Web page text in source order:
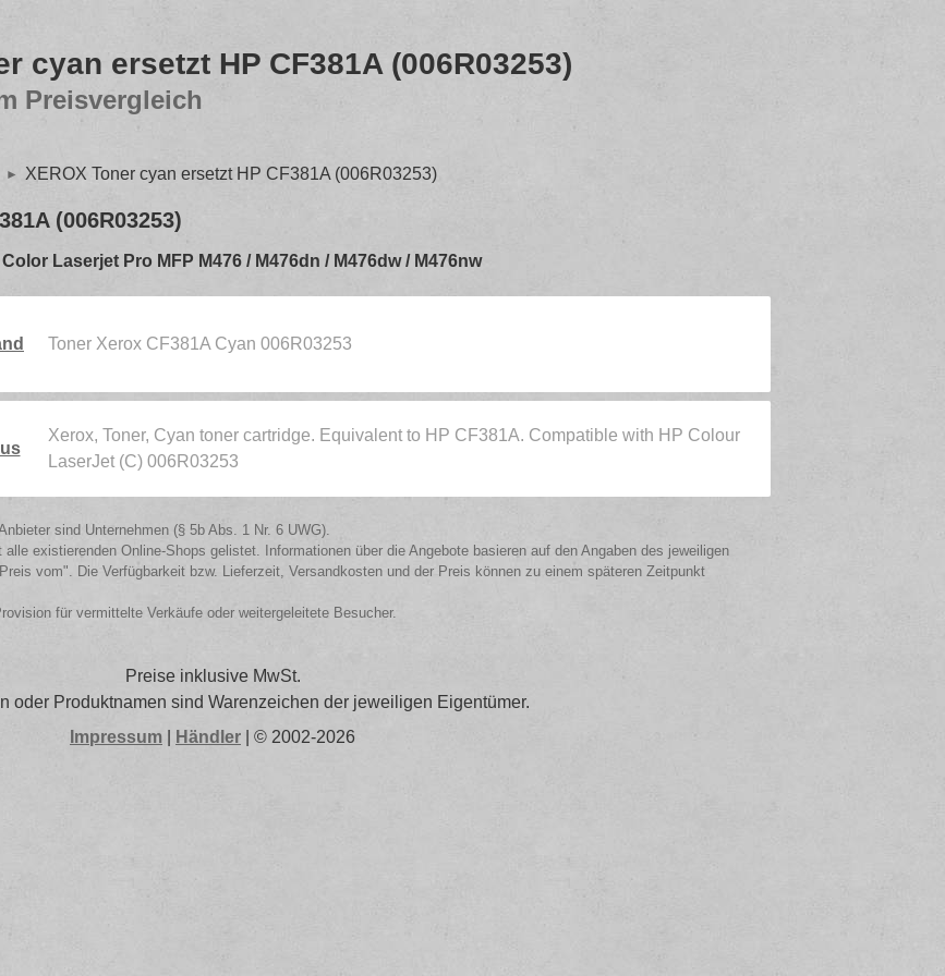
cyan ersetzt HP CF381A (006R03253)
Preisvergleich
XEROX Toner cyan ersetzt HP CF381A (006R03253)
(006R03253)
Laserjet Pro MFP M476 / M476dn / M476dw / M476nw
Toner Xerox CF381A Cyan 006R03253
Xerox, Toner, Cyan toner cartridge. Equivalent to HP CF381A. Compatible with HP Colour
LaserJet (C) 006R03253
sind Unternehmen (§ 5b Abs. 1 Nr. 6 UWG).
existierenden Online-Shops gelistet. Informationen über die Angebote basieren auf den Angaben des jeweiligen
vom". Die Verfügbarkeit bzw. Lieferzeit, Versandkosten und der Preis können zu einem späteren Zeitpunkt
für vermittelte Verkäufe oder weitergeleitete Besucher.
Preise inklusive MwSt.
oder Produktnamen sind Warenzeichen der jeweiligen Eigentümer.
Impressum
Händler | © 2002-2026